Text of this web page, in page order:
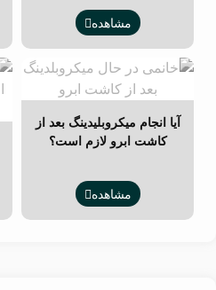
مشاهده
آیا انجام میکروبلیدینگ بعد از
کاشت ابرو لازم است؟
مشاهده